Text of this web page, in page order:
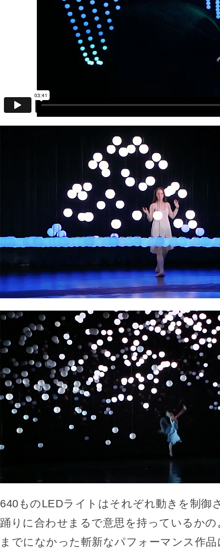
640ものLEDライトはそれぞれ動きを制御
踊りに合わせまるで意思を持っているか
までになかった斬新なパフォーマンス作